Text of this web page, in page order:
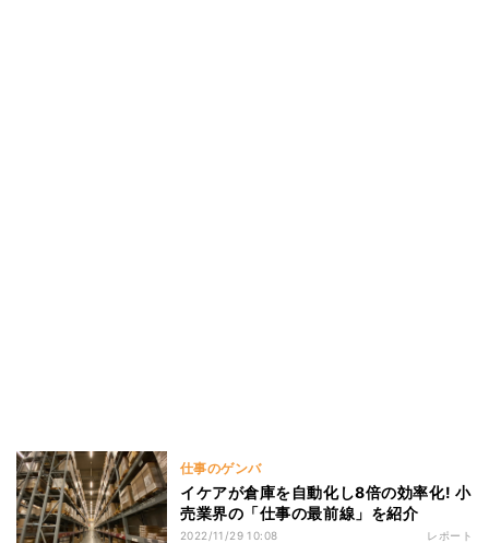
仕事のゲンバ
イケアが倉庫を自動化し8倍の効率化! 小
売業界の「仕事の最前線」を紹介
2022/11/29 10:08 レポート